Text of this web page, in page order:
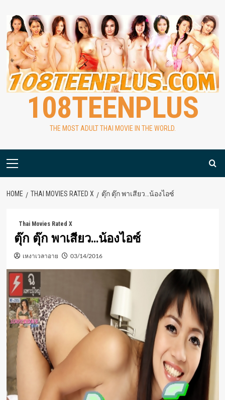
content
108TEENPLUS
THE MOST ADULT THAI MOVIE IN THE WORLD.
Primary
HOME THAI MOVIES RATED X ตุ๊ก ตุ๊ก พาเสียว…น้องไอซ์
Thai Movies Rated X
ตุ๊ก ตุ๊ก พาเสียว…น้องไอซ์
เหงาเวลาอาย 03/14/2016